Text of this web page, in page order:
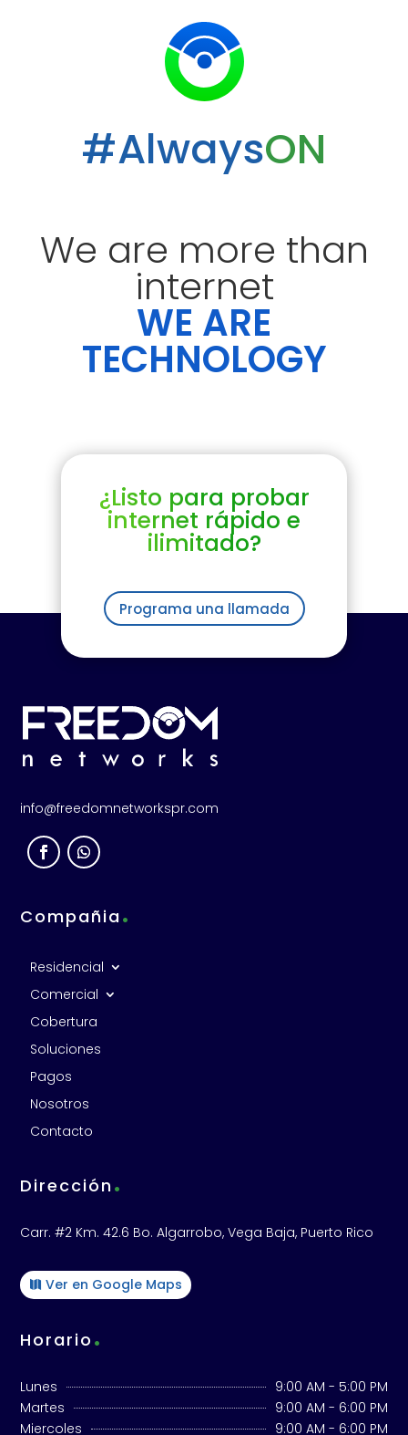
#AlwaysON
We are more than
internet
WE ARE
TECHNOLOGY
¿Listo para probar
internet rápido e
ilimitado?
Programa una llamada
info@freedomnetworkspr.com
Compañia.
Residencial
Comercial
Cobertura
Soluciones
Pagos
Nosotros
Contacto
Dirección.
Carr. #2 Km. 42.6 Bo. Algarrobo, Vega Baja, Puerto Rico
Ver en Google Maps
Horario .
Lunes
9:00 AM - 5:00 PM
Martes
9:00 AM - 6:00 PM
Miercoles
9:00 AM - 6:00 PM